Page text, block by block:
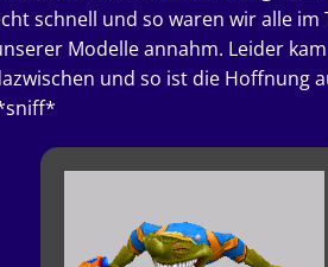
schnell und so waren wir alle
Modelle annahm. Leider
und so ist die Hoffnung